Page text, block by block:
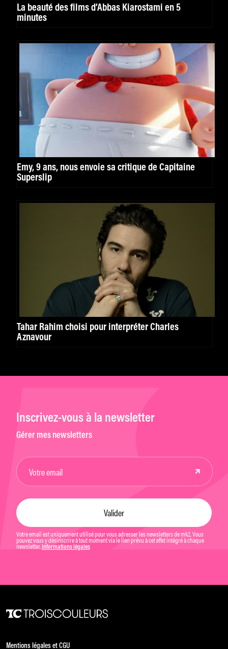
La beauté des films d’Abbas Kiarostami en 5
minutes
Emy, 9 ans, nous envoie sa critique de Capitaine
Superslip
Tahar Rahim choisi pour interpréter Charles
Aznavour
Inscrivez-vous à la newsletter
Gérer mes newsletters
Votre email est uniquement utilisé pour vous adresser les newsletters de mk2. Vous
pouvez vous y désinscrire à tout moment via le lien prévu à cet effet intégré à chaque
newsletter. Informations légales
Mentions légales et CGU